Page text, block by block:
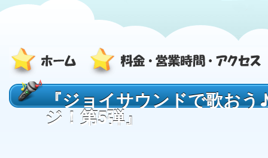
『ジョイサウンドで歌お
ジ！第5弾』